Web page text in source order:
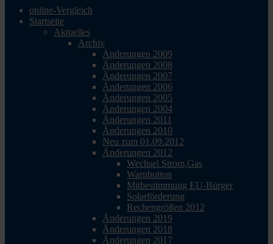
online-Vergleich
Startseite
Aktuelles
Archiv
Änderungen 2009
Änderungen 2008
Änderungen 2007
Änderungen 2006
Änderungen 2005
Änderungen 2004
Änderungen 2011
Änderungen 2010
Neu zum 01.09.2012
Änderungen 2012
Wechsel Strom,Gas
Warnbutton
Mitbestimmung EU-Bürger
Solarförderung
Rechengrößen 2012
Änderungen 2019
Änderungen 2018
Änderungen 2017